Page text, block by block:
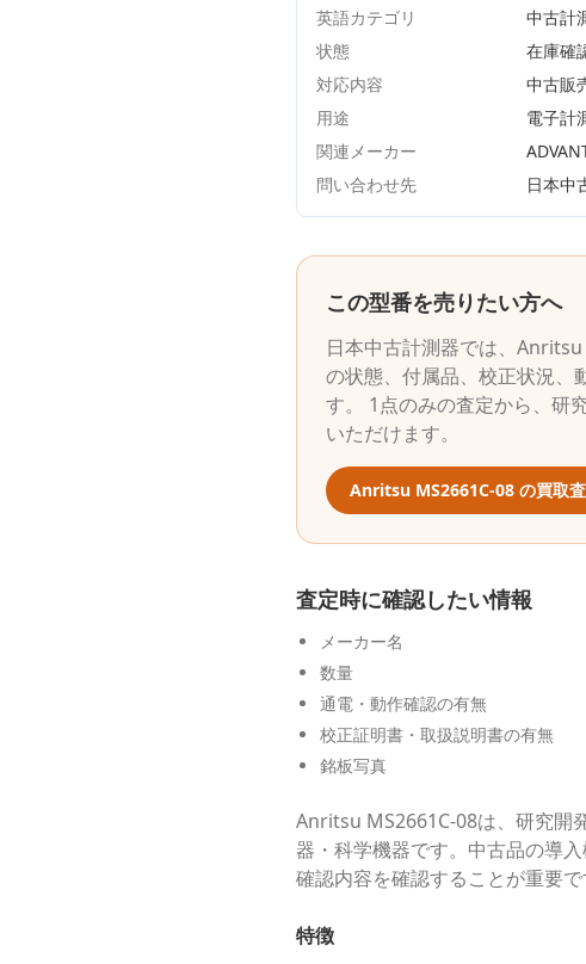
英語カテゴリ
中古計
状態
在庫確
対応内容
中古販
用途
電子計
関連メーカー
問い合わせ先
日本中
この型番を売りたい方へ
日本中古計測器では、 Anritsu
の状態、付属品、校正状況、
す。 1点のみの査定から、研
いただけます。
Anritsu MS2661C-08 の買取
査定時に確認したい情報
メーカー名
数量
通電・動作確認の有無
校正証明書・取扱説明書の有無
銘板写真
Anritsu MS2661C-08は、研究開
器・科学機器です。中古品の導
確認内容を確認することが重要で
特徴